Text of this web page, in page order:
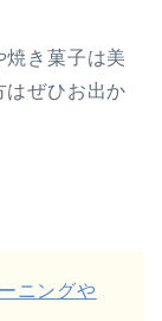
焼き菓子は美
はぜひお出か
ニングや